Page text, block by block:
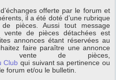
offerte par le forum et
il a été doté d’une rubrique
pièces. Aussi tout message
vente de pièces détachées est
annonces étant réservées au
faire paraître une annonce
vente de pièces,
Club qui suivant sa pertinence ou
forum et/ou le bulletin.